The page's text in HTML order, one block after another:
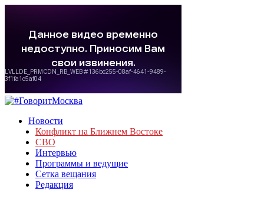
Новости
Конфликт на Ближнем Востоке
СВО
Интервью
Программы и ведущие
Сетка вещания
Редакция